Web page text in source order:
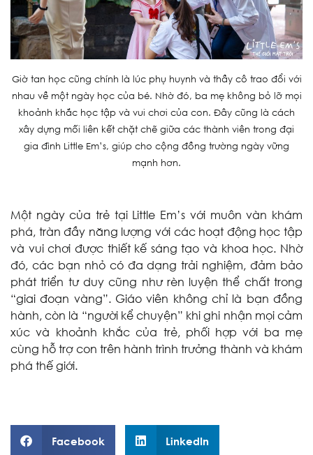
Giờ tan học cũng chính là lúc phụ huynh và thầy cô trao đổi với
nhau về một ngày học của bé. Nhờ đó, ba mẹ không bỏ lỡ mọi
khoảnh khắc học tập và vui chơi của con. Đây cũng là cách
xây dựng mối liên kết chặt chẽ giữa các thành viên trong đại
gia đình Little Em’s, giúp cho cộng đồng trường ngày vững
mạnh hơn.
Một ngày của trẻ tại Little Em’s với muôn vàn khám
phá, tràn đầy năng lượng với các hoạt động học tập
và vui chơi được thiết kế sáng tạo và khoa học. Nhờ
đó, các bạn nhỏ có đa dạng trải nghiệm, đảm bảo
phát triển tư duy cũng như rèn luyện thể chất trong
“giai đoạn vàng”. Giáo viên không chỉ là bạn đồng
hành, còn là “người kể chuyện” khi ghi nhận mọi cảm
xúc và khoảnh khắc của trẻ, phối hợp với ba mẹ
cùng hỗ trợ con trên hành trình trưởng thành và khám
phá thế giới.
Facebook LinkedIn